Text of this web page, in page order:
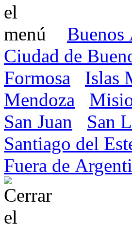
Buenos
Ciudad de
Formosa
Islas
Mendoza
San Juan
San
Santiago del
Fuera de